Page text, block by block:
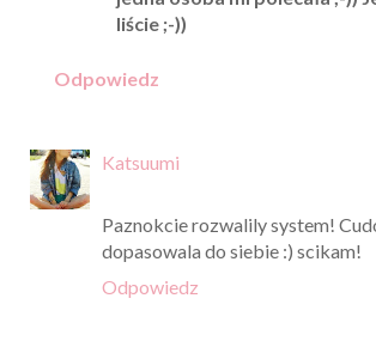
liście ;-))
Odpowiedz
Katsuumi
Paznokcie rozwalily system!
dopasowala do siebie :) scikam!
Odpowiedz